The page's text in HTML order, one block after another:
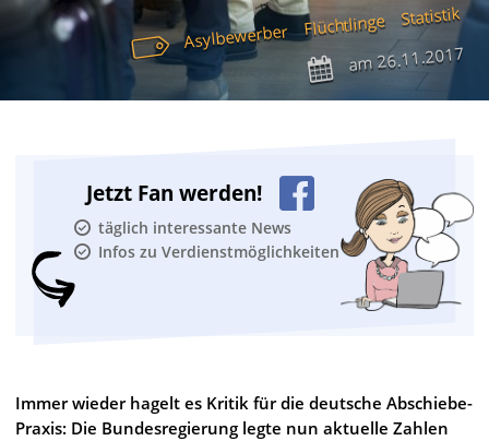
Asylbewerber Flüchtlinge Statistik
am26.11.2017
Jetzt Fan werden!
täglich interessante News
Infos zu Verdienstmöglichkeiten
Immer wieder hagelt es Kritik für die deutsche Abschiebe-
Praxis: Die Bundesregierung legte nun aktuelle Zahlen